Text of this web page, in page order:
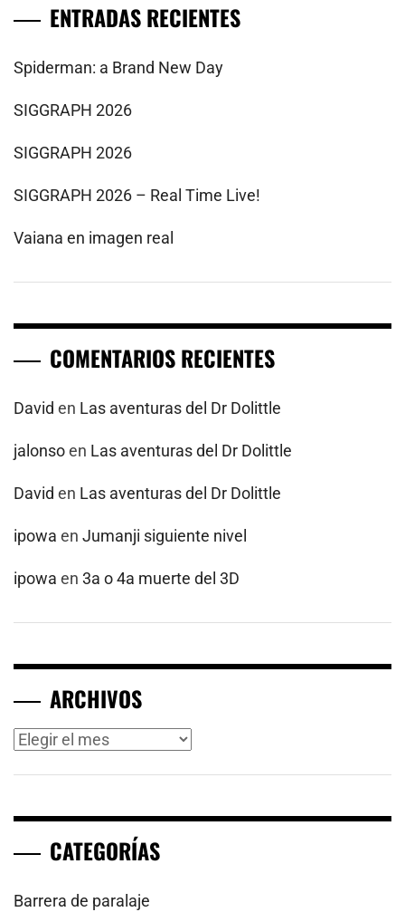
ENTRADAS RECIENTES
Spiderman: a Brand New Day
SIGGRAPH 2026
SIGGRAPH 2026
SIGGRAPH 2026 – Real Time Live!
Vaiana en imagen real
COMENTARIOS RECIENTES
David en Las aventuras del Dr Dolittle
jalonsoen Las aventuras del Dr Dolittle
David en Las aventuras del Dr Dolittle
ipowa en Jumanji siguiente nivel
ipowa en 3a o 4a muerte del 3D
ARCHIVOS
Archivos
CATEGORÍAS
Barrera de paralaje